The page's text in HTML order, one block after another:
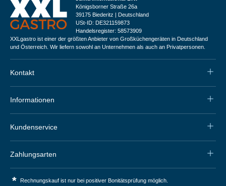
Königsborner Straße 26a
39175 Biederitz | Deutschland
USt-ID: DE321159873
Handelsregister: 58573909
XXLgastro ist einer der größten Anbieter von Großküchengeräten in Deutschland
und Österreich. Wir liefern sowohl an Unternehmen als auch an Privatpersonen.
Kontakt
Informationen
Kundenservice
Zahlungsarten
* Rechnungskauf ist nur bei positiver Bonitätsprüfung möglich.